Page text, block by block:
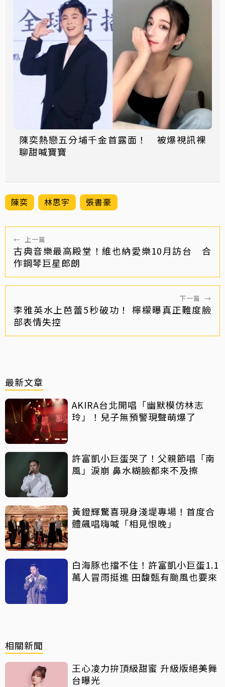
陳奕熱戀五分埔千金首露面！ 被爆視訊裸
聊甜喊寶寶
陳奕 林思宇 張書豪
← 上一篇
古典音樂最高殿堂！維也納愛樂10月訪台 合
作鋼琴巨星郎朗
下一篇 →
李雅英水上芭蕾5秒破功！ 檸檬曝真正難度臉
部表情失控
最新文章
AKIRA台北開唱「幽默模仿林志
玲」！兒子無預警現聲萌爆了
許富凱小巨蛋哭了！父親節唱「南
風」淚崩 鼻水糊臉都來不及擦
黃鐙輝驚喜現身淺堤專場！首度合
體飆唱嗨喊「相見恨晚」
白海豚也擋不住！許富凱小巨蛋1.1
萬人冒雨挺進 田馥甄有颱風也要來
相關新聞
王心凌力拚頂級甜蜜 升級版絕美舞
台曝光